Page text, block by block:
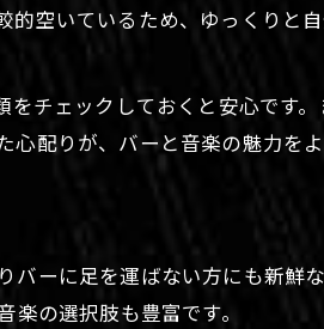
ー札幌の楽しみ方と出会い方
心の音楽バー利用ガイド
新世界に触れる週明け
ーで味わう音楽の奥深さ
しい音楽ジャンルを発見
生演奏が与える癒し効果
空いているため、ゆっくりと
チェックしておくと安心です
配りが、バーと音楽の魅力を
ーに足を運ばない方にも新鮮
の選択肢も豊富です。